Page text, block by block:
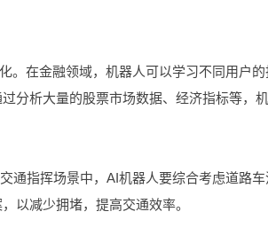
。在金融领域，机器人可以学习不同用户的
分析大量的股票市场数据、经济指标等，
通指挥场景中，AI机器人要综合考虑道路车
以减少拥堵，提高交通效率。